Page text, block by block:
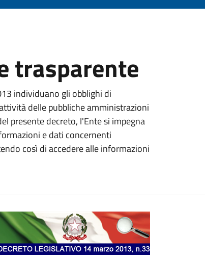
trasparente
individuano gli obblighi di
delle pubbliche amministrazioni
presente decreto, l'Ente si impegna
e dati concernenti
così di accedere alle informazioni